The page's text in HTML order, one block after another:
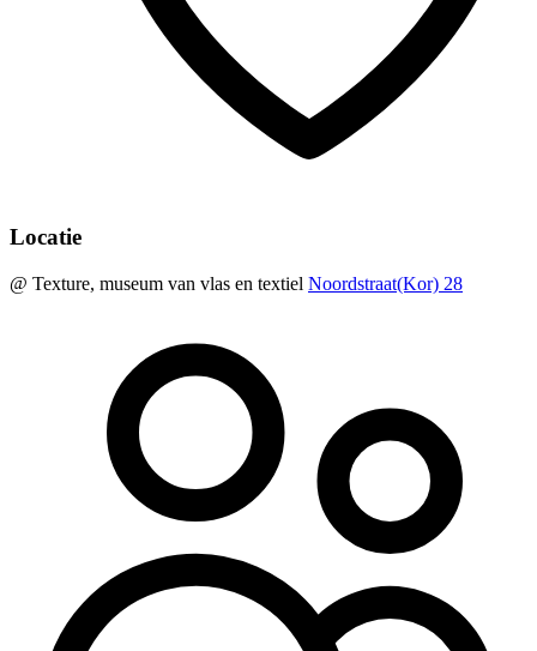
Locatie
@ Texture, museum van vlas en textiel Noordstraat(Kor) 28